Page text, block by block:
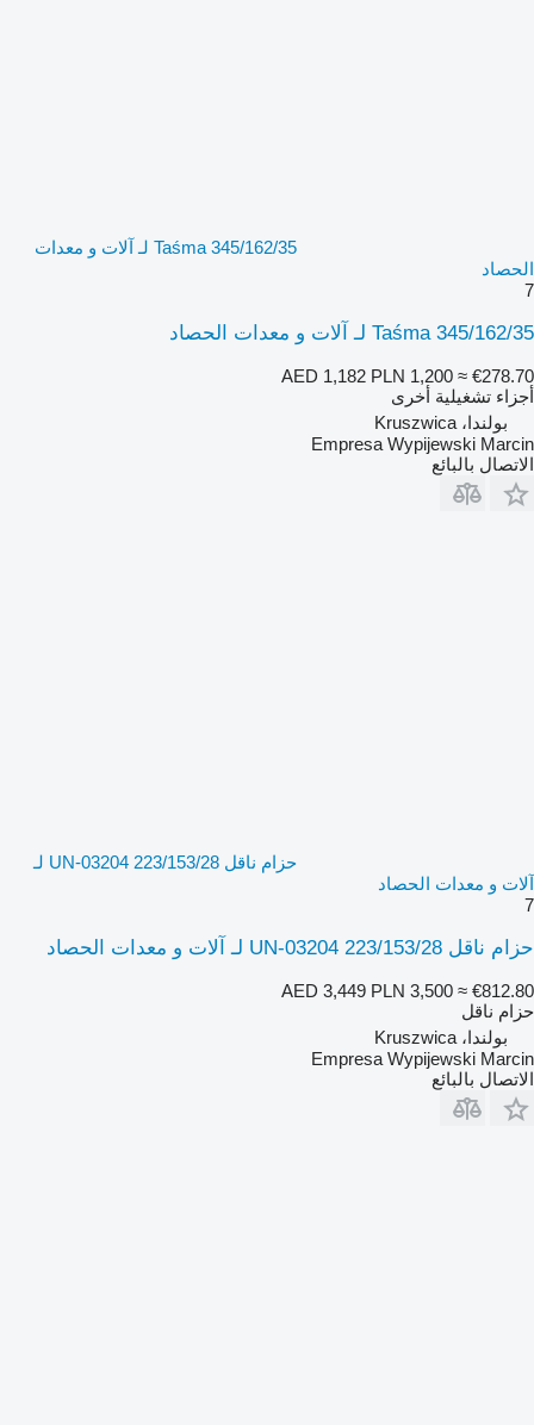
Taśma 345/162/35 لـ آلات و معدات
الحصاد
7
Taśma 345/162/35 لـ آلات و معدات الحصاد
AED 1,182 PLN 1,200 ≈ €278.70
أجزاء تشغيلية أخرى
بولندا، Kruszwica
Empresa Wypijewski Marcin
الاتصال بالبائع
حزام ناقل 223/153/28 UN-03204 لـ
آلات و معدات الحصاد
7
حزام ناقل 223/153/28 UN-03204 لـ آلات و معدات الحصاد
AED 3,449 PLN 3,500 ≈ €812.80
حزام ناقل
بولندا، Kruszwica
Empresa Wypijewski Marcin
الاتصال بالبائع